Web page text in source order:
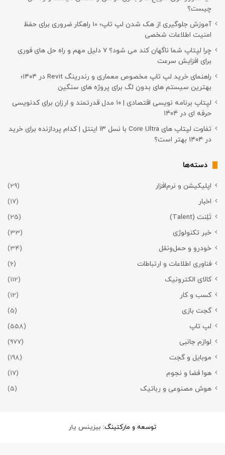
چیست؟
آموزش جلوگیری از هک شدن لپ تاپ؛ 10 راهکار ضروری برای حفظ
امنیت اطلاعات شخصی
چرا لپتاپ شما ناگهان کند می شود؟ ۷ دلیل مهم و راه حل های فوری
برای افزایش سرعت
راهنمای خرید لپ تاپ مخصوص معماری و رندرینگ Revit در ۱۴۰۴؛
بهترین سیستم های بدون لگ برای پروژه های سنگین
لپتاپ برنامه نویسی اقتصادی | ۱۰ مدل قدرتمند و ارزان برای کدنویسی
حرفه ای در ۱۴۰۴
تفاوت لپتاپ های Core Ultra با نسل ۱۳ اینتل | کدام پردازنده برای خرید
در ۱۴۰۴ بهتر است؟
دسته‌ها
اپلیکیشن و نرم‌افزار
(29)
اخبار
(17)
تَلِنت (Talent)
(25)
خبر تکنولوژی
(33)
خودرو و حمل‌و‌نقل
(34)
فناوری اطلاعات و ارتباطات
(6)
کالای الکترونیک
(112)
کسب و کار
(12)
گجت بازی
(5)
لپ تاپ
(558)
لوازم جانبی
(977)
موبایل و گجت
(198)
هوا فضا و نجوم
(17)
هوش مصنوعی و رباتیک
(5)
توسعه و مارکتینگ: بیزینس یار